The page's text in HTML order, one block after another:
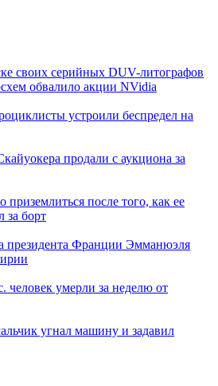
своих серийных DUV-литографов
обвалило акции NVidia
устроили беспредел на
продали с аукциона за
после того, как ее
за борт
Франции Эмманюэля
умерли за неделю от
угнал машину и задавил